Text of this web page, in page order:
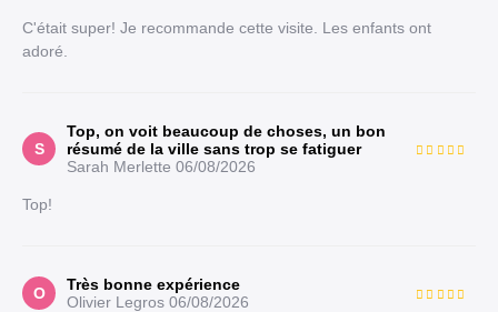
C'était super! Je recommande cette visite. Les enfants ont
adoré.
S
Top, on voit beaucoup de choses, un bon
résumé de la ville sans trop se fatiguer
Sarah Merlette 06/08/2026
Top!
O
Très bonne expérience
Olivier Legros 06/08/2026